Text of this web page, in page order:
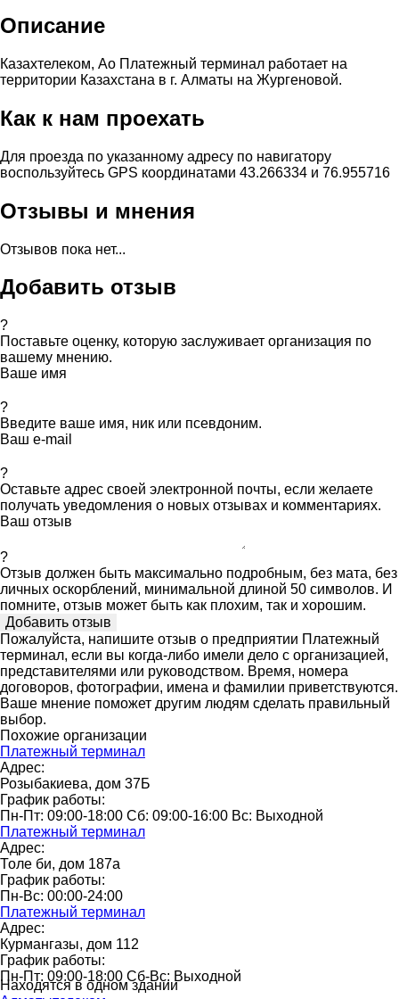
Описание
Казахтелеком, Ао Платежный терминал работает на
территории Казахстана в г. Алматы на Жургеновой.
Как к нам проехать
Для проезда по указанному адресу по навигатору
воспользуйтесь GPS координатами 43.266334 и 76.955716
Отзывы и мнения
Отзывов пока нет...
Добавить отзыв
?
Поставьте оценку, которую заслуживает организация по
вашему мнению.
Ваше имя
?
Введите ваше имя, ник или псевдоним.
Ваш e-mail
?
Оставьте адрес своей электронной почты, если желаете
получать уведомления о новых отзывах и комментариях.
Ваш отзыв
?
Отзыв должен быть максимально подробным, без мата, без
личных оскорблений, минимальной длиной 50 символов. И
помните, отзыв может быть как плохим, так и хорошим.
Пожалуйста, напишите отзыв о предприятии Платежный
терминал, если вы когда-либо имели дело с организацией,
представителями или руководством. Время, номера
договоров, фотографии, имена и фамилии приветствуются.
Ваше мнение поможет другим людям сделать правильный
выбор.
Похожие организации
Платежный терминал
Адрес:
Розыбакиева, дом 37Б
График работы:
Пн-Пт: 09:00-18:00 Сб: 09:00-16:00 Вс: Выходной
Платежный терминал
Адрес:
Толе би, дом 187а
График работы:
Пн-Вс: 00:00-24:00
Платежный терминал
Адрес:
Курмангазы, дом 112
График работы:
Пн-Пт: 09:00-18:00 Сб-Вс: Выходной
Находятся в одном здании